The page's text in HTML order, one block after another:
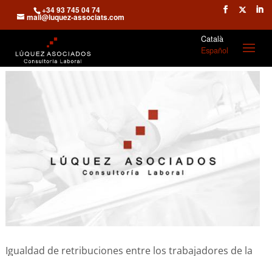
+34 93 745 04 74
mail@luquez-associats.com
Català
Español
Igualdad de retribuciones entre los trabajadores de la